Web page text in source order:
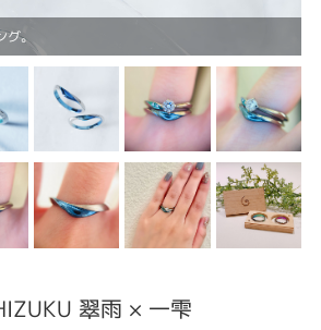
。
翠雨 × 一雫